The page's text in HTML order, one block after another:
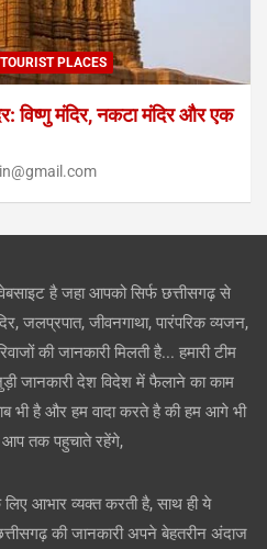
TOURIST PLACES
विष्णु मंदिर, नकटा मंदिर और एक
है जहा आपको सिर्फ छत्तीसगढ़ से
जलप्रपात, जीवनगाथा, पारंपरिक व्यजन,
की जानकारी मिलती है... हमारी टीम
जानकारी देश विदेश में फैलाने का काम
भी है और हम वादा करते है की हम आगे भी
आप तक पहुचाते रहेंगे,
आभार व्यक्त करती है, साथ ही ये
की जानकारी अपने बेहतरीन अंदाज